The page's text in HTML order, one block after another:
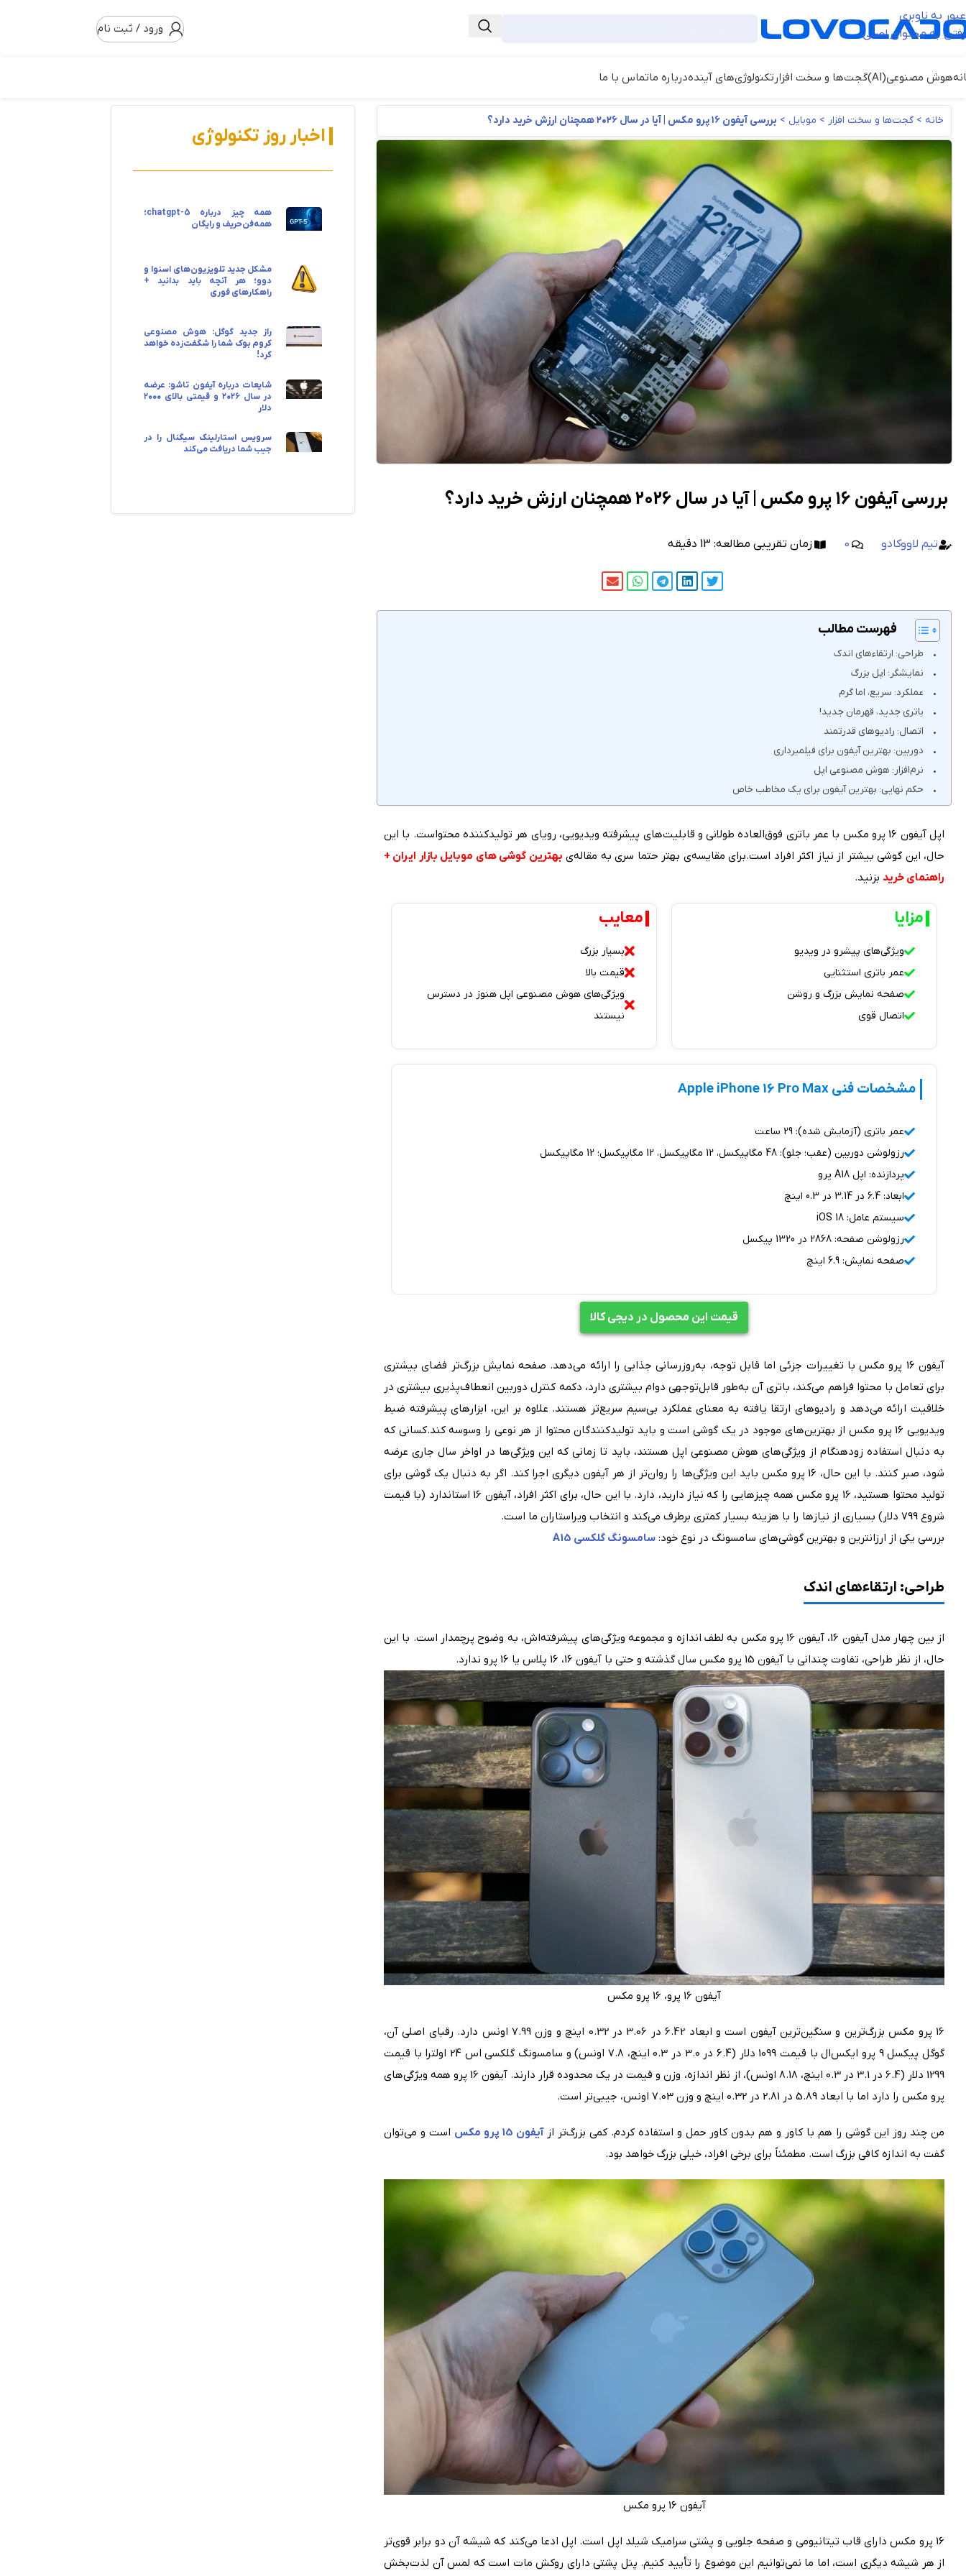
عبور به ناوبری
رفتن به محتوای اصلی
ورود / ثبت نام
هوش مصنوعی(AI) گجت‌ها و سخت افزار تکنولوژی‌های آیندهدرباره ماتماس با ما
خانه > گجت‌ها و سخت افزار > موبایل > بررسی آیفون ۱۶ پرو مکس | آیا در سال ۲۰۲۶ همچنان ارزش خرید دارد؟
بررسی آیفون ۱۶ پرو مکس | آیا در سال ۲۰۲۶ همچنان ارزش خرید دارد؟
تیم لاووکادو 0 زمان تقریبی مطالعه: 13 دقیقه
فهرست مطالب
طراحى: ارتقاءهاى اندک
نمایشگر: اپل بزرگ
عملکرد: سریع، اما گرم
باتری جدید، قهرمان جدید!
اتصال: رادیوهای قدرتمند
دوربین: بهترین آیفون برای فیلمبرداری
نرم‌افزار: هوش مصنوعی اپل
حکم نهایی: بهترین آیفون برای یک مخاطب خاص
اپل آیفون 16 پرو مکس با عمر باتری فوق‌العاده طولانی و قابلیت‌های پیشرفته ویدیویی، رویای هر تولیدکننده محتواست. با این
حال، این گوشی بیشتر از نیاز اکثر افراد است.برای مقایسه‌ی بهتر حتما سری به مقاله‌ی بهترین گوشی های موبایل بازار ایران +
راهنمای خرید بزنید.
مزایا
ویژگی‌های پیشرو در ویدیو
عمر باتری استثنایی
صفحه نمایش بزرگ و روشن
اتصال قوی
معایب
بسیار بزرگ
قیمت بالا
ویژگی‌های هوش مصنوعی اپل هنوز در دسترس
نیستند
مشخصات فنی Apple iPhone 16 Pro Max
عمر باتری (آزمایش شده): 29 ساعت
رزولوشن دوربین (عقب؛ جلو): 48 مگاپیکسل، 12 مگاپیکسل، 12 مگاپیکسل؛ 12 مگاپیکسل
پردازنده: اپل A18 پرو
ابعاد: 6.4 در 3.14 در 0.3 اینچ
سیستم عامل: iOS 18
رزولوشن صفحه: 2868 در 1320 پیکسل
صفحه نمایش: 6.9 اینچ
قیمت این محصول در دیجی کالا
آیفون 16 پرو مکس با تغییرات جزئی اما قابل توجه، به‌روزرسانی جذابی را ارائه می‌دهد. صفحه نمایش بزرگ‌تر فضای بیشتری
برای تعامل با محتوا فراهم می‌کند، باتری آن به‌طور قابل‌توجهی دوام بیشتری دارد، دکمه کنترل دوربین انعطاف‌پذیری بیشتری در
خلاقیت ارائه می‌دهد و رادیوهای ارتقا‌ یافته به معنای عملکرد بی‌سیم سریع‌تر هستند. علاوه بر این، ابزارهای پیشرفته ضبط
ویدیویی 16 پرو مکس از بهترین‌های موجود در یک گوشی است و باید تولیدکنندگان محتوا از هر نوعی را وسوسه کند.کسانی که
به دنبال استفاده زودهنگام از ویژگی‌های هوش مصنوعی اپل هستند، باید تا زمانی که این ویژگی‌ها در اواخر سال جاری عرضه
شود، صبر کنند. با این حال، 16 پرو مکس باید این ویژگی‌ها را روان‌تر از هر آیفون دیگری اجرا کند. اگر به دنبال یک گوشی برای
تولید محتوا هستید، 16 پرو مکس همه چیزهایی را که نیاز دارید، دارد. با این حال، برای اکثر افراد، آیفون 16 استاندارد (با قیمت
شروع 799 دلار) بسیاری از نیازها را با هزینه بسیار کمتری برطرف می‌کند و انتخاب ویراستاران ما است.
بررسی یکی از ارزانترین و بهترین گوشی‌های سامسونگ در نوع خود: سامسونگ گلکسی A15
طراحى: ارتقاءهاى اندک
از بین چهار مدل آیفون 16، آیفون 16 پرو مکس به لطف اندازه و مجموعه ویژگی‌های پیشرفته‌اش، به وضوح پرچمدار است. با این
حال، از نظر طراحی، تفاوت چندانی با آیفون 15 پرو مکس سال گذشته و حتی با آیفون 16، 16 پلاس یا 16 پرو ندارد.
آیفون 16 پرو، 16 پرو مکس
16 پرو مکس بزرگ‌ترین و سنگین‌ترین آیفون است و ابعاد 6.42 در 3.06 در 0.32 اینچ و وزن 7.99 اونس دارد. رقبای اصلی آن،
گوگل پیکسل 9 پرو ایکس‌ال با قیمت 1099 دلار (6.4 در 3.0 در 0.3 اینچ، 7.8 اونس) و سامسونگ گلکسی اس 24 اولترا با قیمت
1299 دلار (6.4 در 3.1 در 0.3 اینچ، 8.18 اونس)، از نظر اندازه، وزن و قیمت در یک محدوده قرار دارند. آیفون 16 پرو همه ویژگی‌های
پرو مکس را دارد اما با ابعاد 5.89 در 2.81 در 0.32 اینچ و وزن 7.03 اونس، جیبی‌تر است.
من چند روز این گوشی را هم با کاور و هم بدون کاور حمل و استفاده کردم. کمی بزرگ‌تر ازآیفون 15 پرو مکس
است و می‌توان
گفت به اندازه کافی بزرگ است. مطمئناً برای برخی افراد، خیلی بزرگ خواهد بود.
آیفون 16 پرو مکس
16 پرو مکس دارای قاب تیتانیومی و صفحه جلویی و پشتی سرامیک شیلد اپل است. اپل ادعا می‌کند که شیشه آن دو برابر قوی‌تر
از هر شیشه دیگری است، اما ما نمی‌توانیم این موضوع را تأیید کنیم. پنل پشتی دارای روکش مات است که لمس آن لذت‌بخش
اخبار روز تکنولوژی
همه چیز درباره chatgpt-5؛
همه‌فن‌حریف و رایگان
مشکل جدید تلویزیون‌های اسنوا و
دوو؛ هر آنچه باید بدانید +
راهکارهای فوری
راز جدید گوگل: هوش مصنوعی
کروم‌ بوک شما را شگفت‌زده خواهد
کرد!
شایعات درباره آیفون تاشو: عرضه
در سال ۲۰۲۶ و قیمتی بالای ۲۰۰۰
دلار
سرویس استارلینک سیگنال را در
جیب شما دریافت می‌کند